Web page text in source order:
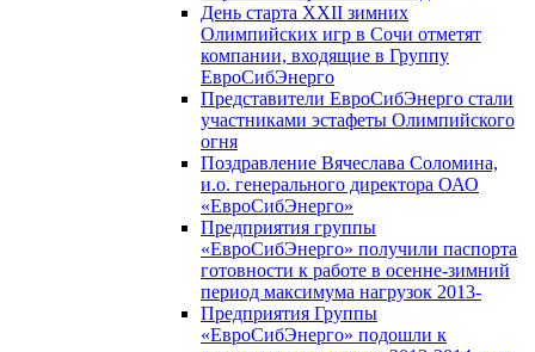
День старта XXII зимних
Олимпийских игр в Сочи отметят
компании, входящие в Группу
ЕвроСибЭнерго
Представители ЕвроСибЭнерго стали
участниками эстафеты Олимпийского
огня
Поздравление Вячеслава Соломина,
и.о. генерального директора ОАО
«ЕвроСибЭнерго»
Предприятия группы
«ЕвроСибЭнерго» получили паспорта
готовности к работе в осенне-зимний
период максимума нагрузок 2013-
Предприятия Группы
«ЕвроСибЭнерго» подошли к